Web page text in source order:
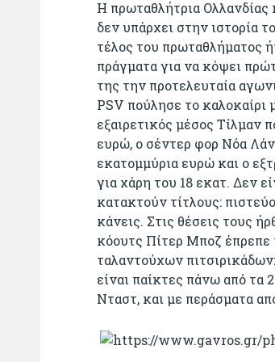
Η πρωταθλήτρια Ολλανδίας
δεν υπάρχει στην ιστορία
τέλος του πρωταθλήματος
πράγματα για να κόψει
της την προτελευταία
PSV πούλησε το καλοκαίρι
εξαιρετικός μέσος
ευρώ, ο σέντερ φορ Νόα
εκατομμύρια ευρώ και ο
για χάρη του 18 εκατ. Δεν
κατακτούν τίτλους:
κάνεις. Στις θέσεις τους
κόουτς Πίτερ Μποζ έπρεπε
ταλαντούχων
είναι παίκτες πάνω από τα
Νταστ, και με περάσματα